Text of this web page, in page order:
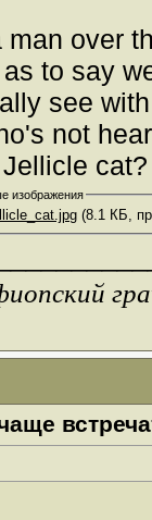
man over
to say
see
not
изображения
(8.1 КБ,